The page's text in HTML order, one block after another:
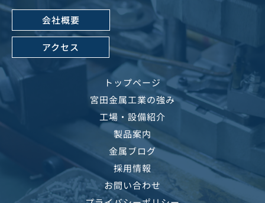
会社概要
アクセス
トップページ
宮田金属工業の強み
工場・設備紹介
製品案内
金属ブログ
採用情報
お問い合わせ